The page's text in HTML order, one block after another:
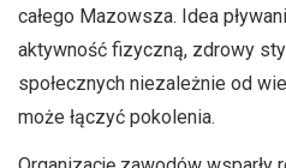
całego Mazowsza. Idea
aktywność fizyczną, zdrowy
społecznych niezależnie od
może łączyć pokolenia.